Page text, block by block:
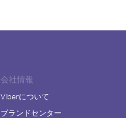
会社情報
Viberについて
ブランドセンター